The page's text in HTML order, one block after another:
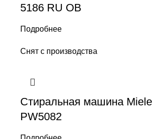
5186 RU OB
Подробнее
Снят с производства
Стиральная машина Miele
PW5082